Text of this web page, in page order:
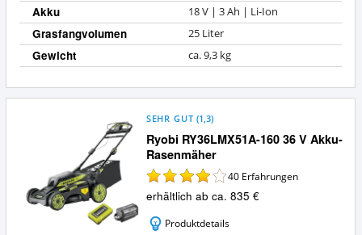
Akku 18 V | 3 Ah | Li-Ion
Grasfangvolumen 25 Liter
Gewicht ca. 9,3 kg
Ryobi RY36LMX51A-160 36 V Akku-
Rasenmäher
SEHR GUT (1,3)
40 Erfahrungen
erhältlich ab ca. 835 €
Produktdetails